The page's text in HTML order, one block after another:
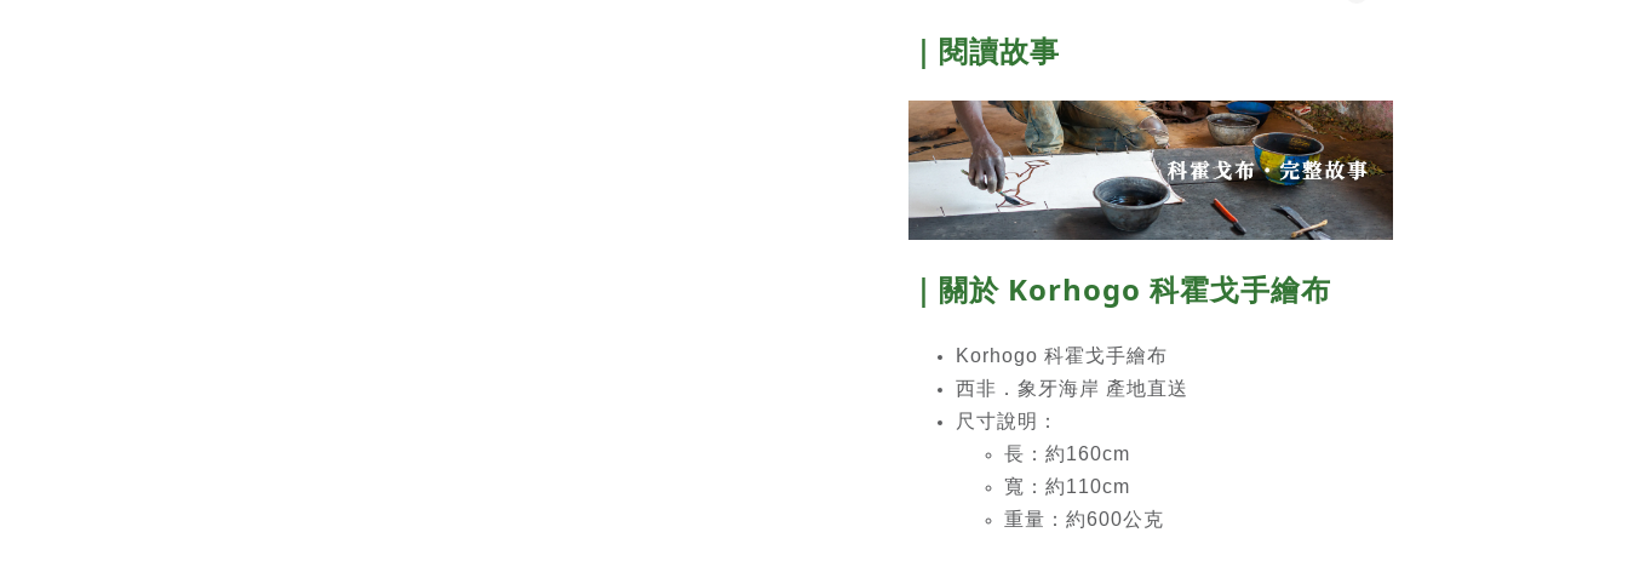
｜閱讀故事
｜關於 Korhogo 科霍戈手繪布
Korhogo 科霍戈手繪布
西非．象牙海岸 產地直送
尺寸說明：
長：約160cm
寬：約110cm
重量：約600公克